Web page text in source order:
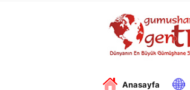
Anasayfa